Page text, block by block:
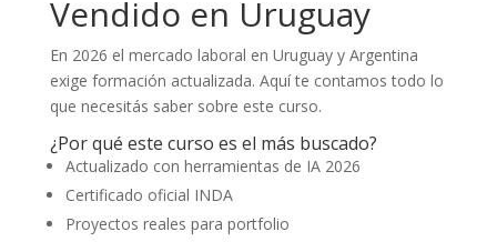
Vendido en Uruguay
En 2026 el mercado laboral en Uruguay y Argentina
exige formación actualizada. Aquí te contamos todo lo
que necesitás saber sobre este curso.
¿Por qué este curso es el más buscado?
Actualizado con herramientas de IA 2026
Certificado oficial INDA
Proyectos reales para portfolio